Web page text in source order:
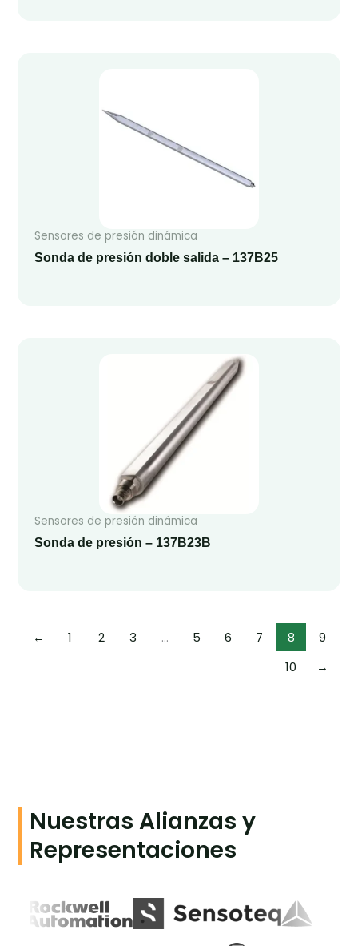
Sensores de presión dinámica
Sonda de presión doble salida – 137B25
Sensores de presión dinámica
Sonda de presión – 137B23B
← 1 2 3 … 5 6 7 8
9
10
→
Nuestras Alianzas y
Representaciones